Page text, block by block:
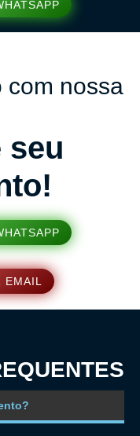
com nossa
seu